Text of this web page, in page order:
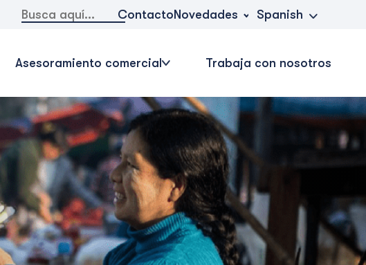
Buscar: ContactoNovedades Spanish
Asesoramiento comercial Trabaja con nosotros